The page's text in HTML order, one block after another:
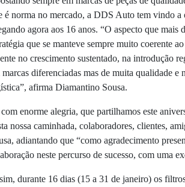
é norma no mercado, a DDS Auto tem vindo a
agora aos 16 anos. “O aspecto que mais
que se manteve sempre muito coerente
no crescimento sustentado, na introdução
marcas diferenciadas mas de muita qualidade e
afirma Diamantino Sousa.
enorme alegria, que partilhamos este
nossa caminhada, colaboradores, clientes,
adiantando que “como agradecimento
neste percurso de sucesso, com uma
durante 16 dias (15 a 31 de janeiro) os